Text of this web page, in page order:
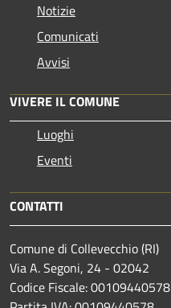
Notizie
Comunicati
Avvisi
VIVERE IL COMUNE
Luoghi
Eventi
CONTATTI
Comune di Collevecchio (RI)
Via A. Segoni, 24 - 02042
Codice Fiscale: 00109440578